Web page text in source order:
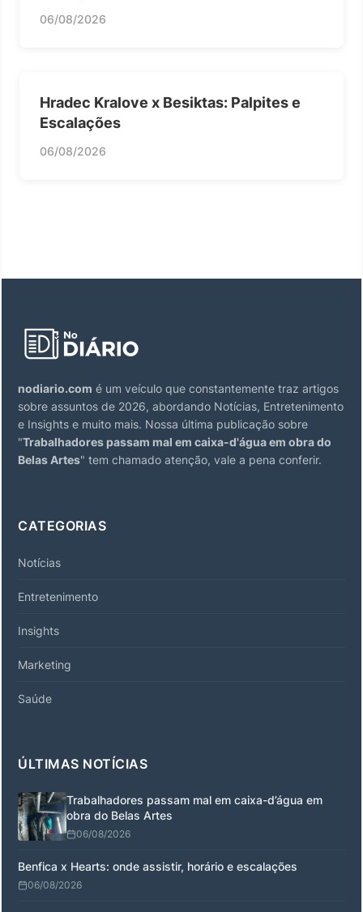
06/08/2026
Hradec Kralove x Besiktas: Palpites e
Escalações
06/08/2026
nodiario.com é um veículo que constantemente traz artigos
sobre assuntos de 2026, abordando Notícias, Entretenimento
e Insights e muito mais. Nossa última publicação sobre
"Trabalhadores passam mal em caixa-d'água em obra do
Belas Artes" tem chamado atenção, vale a pena conferir.
CATEGORIAS
Notícias
Entretenimento
Insights
Marketing
Saúde
ÚLTIMAS NOTÍCIAS
Trabalhadores passam mal em caixa-d’água em
obra do Belas Artes
06/08/2026
Benfica x Hearts: onde assistir, horário e escalações
06/08/2026